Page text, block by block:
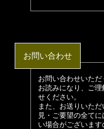
お問い合わせ
お問い合わせいただ
お読みになり、ご
せください。
また、お送りいた
見・ご要望の全て
い場合がございます